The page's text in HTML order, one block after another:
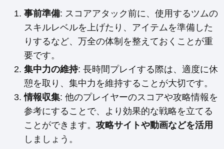
事前準備: スコアアタック前に、使用するツムの
スキルレベルを上げたり、アイテムを準備した
りするなど、万全の体制を整えておくことが重
要です。
集中力の維持: 長時間プレイする際は、適度に休
憩を取り、集中力を維持することが大切です。
情報収集: 他のプレイヤーのスコアや攻略情報を
参考にすることで、より効果的な戦略を立てる
ことができます。 攻略サイトや動画などを活用
しましょう。